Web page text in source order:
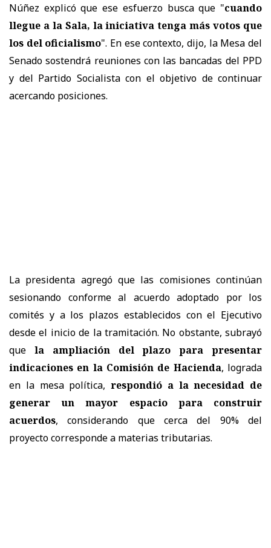
Núñez explicó que ese esfuerzo busca que "cuando
llegue a la Sala, la iniciativa tenga más votos que
los del oficialismo". En ese contexto, dijo, la Mesa del
Senado sostendrá reuniones con las bancadas del PPD
y del Partido Socialista con el objetivo de continuar
acercando posiciones.
La presidenta agregó que las comisiones continúan
sesionando conforme al acuerdo adoptado por los
comités y a los plazos establecidos con el Ejecutivo
desde el inicio de la tramitación. No obstante, subrayó
que la ampliación del plazo para presentar
indicaciones en la Comisión de Hacienda, lograda
en la mesa política, respondió a la necesidad de
generar un mayor espacio para construir
acuerdos, considerando que cerca del 90% del
proyecto corresponde a materias tributarias.